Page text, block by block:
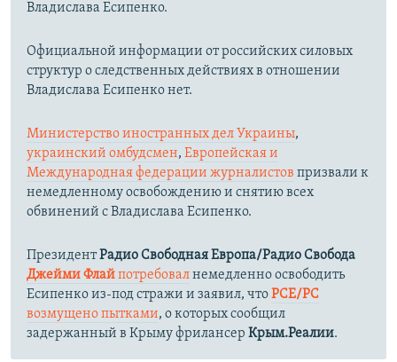
Владислава Есипенко.
Официальной информации от российских силовых
структур о следственных действиях в отношении
Владислава Есипенко нет.
Министерство иностранных дел Украины,
украинский омбудсмен, Европейская и
Международная федерации журналистов призвали к
немедленному освобождению и снятию всех
обвинений с Владислава Есипенко.
ПрезидентРадио Свободная Европа/Радио Свобода
Джейми Флайпотребовалнемедленно освободить
Есипенко из-под стражи и заявил, чтоРСЕ/РС
возмущено пытками, о которых сообщил
задержанный в Крыму фрилансер Крым.Реалии.